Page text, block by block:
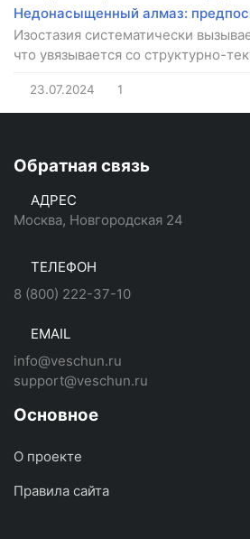
Недонасыщенный алмаз:
Изостазия систематически
что увязывается со структурно-
23.07.2024 1
Обратная связь
АДРЕС
Москва, Новгородская 24
ТЕЛЕФОН
8 (800) 222-37-10
EMAIL
info@veschun.ru
support@veschun.ru
Основное
О проекте
Правила сайта